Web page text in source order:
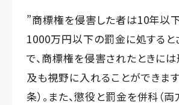
”商標権を侵害した者は10年以
1000万円以下の罰金に処すると
で、商標権を侵害されたときに
及も視野に入れることができま
条）。また、懲役と罰金を併科（両